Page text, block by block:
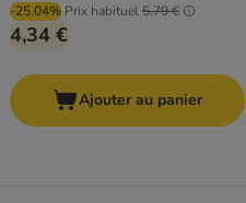
-25.04% Prix habituel5,79 €
4,34 €
Ajouter au panier